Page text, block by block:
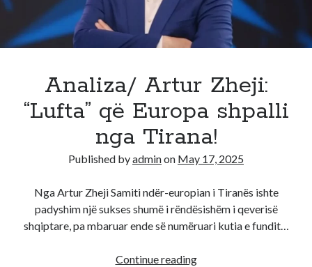
nuk
e
donte
parë,
reagon
e
tij
Analiza/ Artur Zheji:
“Lufta” që Europa shpalli
nga Tirana!
Published byadminon May 17, 2025
Nga Artur Zheji Samiti ndër-europian i Tiranës ishte
padyshim një sukses shumë i rëndësishëm i qeverisë
shqiptare, pa mbaruar ende së numëruari kutia e fundit…
Continue readingAnaliza/